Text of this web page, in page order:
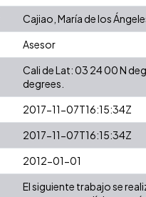
Cajiao, María de los
Asesor
Cali de Lat: 03 24 00 N
degrees.
2017-11-07T16:15:34Z
2017-11-07T16:15:34Z
2012-01-01
El siguiente trabajo se